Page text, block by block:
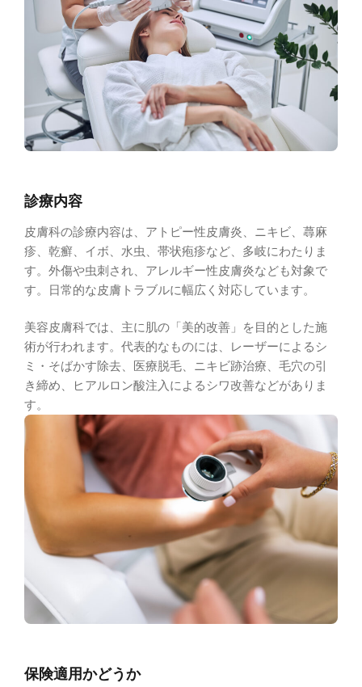
診療内容
皮膚科の診療内容は、アトピー性皮膚炎、ニキビ、蕁麻
疹、乾癬、イボ、水虫、帯状疱疹など、多岐にわたりま
す。外傷や虫刺され、アレルギー性皮膚炎なども対象で
す。日常的な皮膚トラブルに幅広く対応しています。
美容皮膚科では、主に肌の「美的改善」を目的とした施
術が行われます。代表的なものには、レーザーによるシ
ミ・そばかす除去、医療脱毛、ニキビ跡治療、毛穴の引
き締め、ヒアルロン酸注入によるシワ改善などがありま
す。
保険適用かどうか